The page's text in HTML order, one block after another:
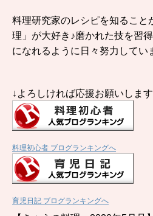
料理研究家のレシピを知ること
理」が大好き♪磨かれた技を習
になれるように日々努力してい
↓よろしければ応援お願いします
料理初心者 ブログランキングへ
育児日記 ブログランキングへ